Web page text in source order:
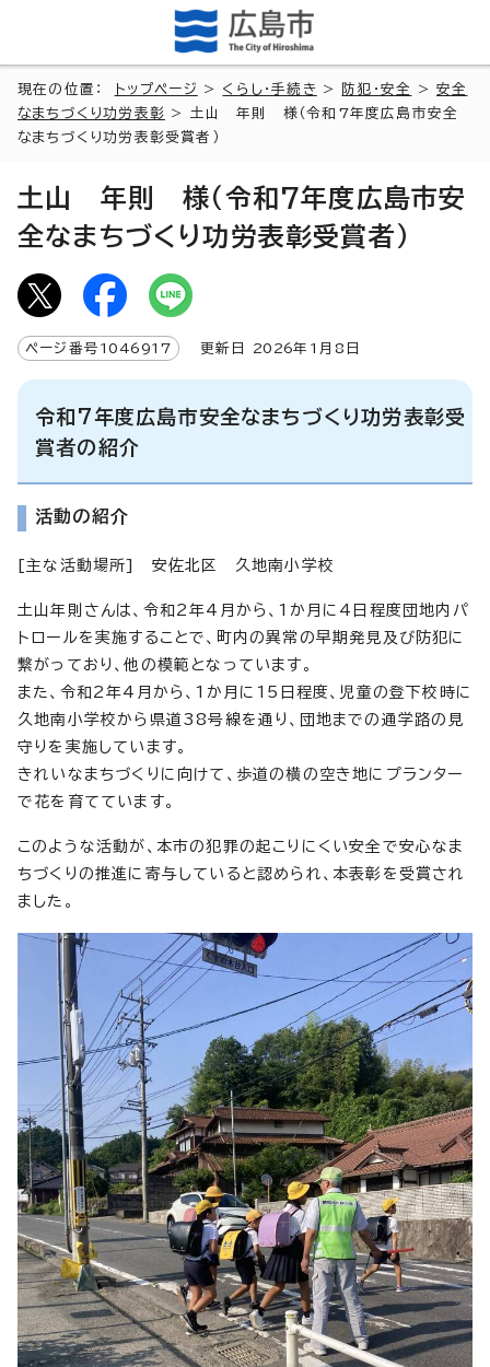
現在の位置： トップページ > くらし・手続き > 防犯・安全 >安全
なまちづくり功労表彰 > 土山 年則 様（令和7年度広島市安全
なまちづくり功労表彰受賞者）
土山 年則 様（令和7年度広島市安
全なまちづくり功労表彰受賞者）
ページ番号 1046917 更新日 2026年1月8日
令和7年度広島市安全なまちづくり功労表彰受
賞者の紹介
活動の紹介
[主な活動場所] 安佐北区 久地南小学校
土山年則さんは、令和2年4月から、1か月に4日程度団地内パ
トロールを実施することで、町内の異常の早期発見及び防犯に
繋がっており、他の模範となっています。
また、令和2年4月から、1か月に15日程度、児童の登下校時に
久地南小学校から県道38号線を通り、団地までの通学路の見
守りを実施しています。
きれいなまちづくりに向けて、歩道の横の空き地にプランター
で花を育てています。
このような活動が、本市の犯罪の起こりにくい安全で安心なま
ちづくりの推進に寄与していると認められ、本表彰を受賞され
ました。